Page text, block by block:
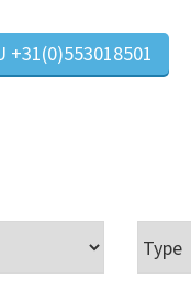
+31(0)553018501